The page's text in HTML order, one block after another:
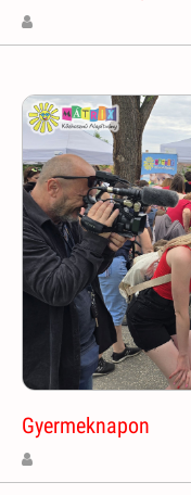
Gyermeknapon